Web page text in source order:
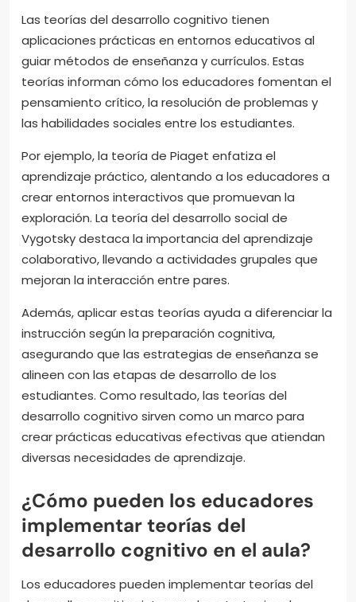
Las teorías del desarrollo cognitivo tienen
aplicaciones prácticas en entornos educativos al
guiar métodos de enseñanza y currículos. Estas
teorías informan cómo los educadores fomentan el
pensamiento crítico, la resolución de problemas y
las habilidades sociales entre los estudiantes.
Por ejemplo, la teoría de Piaget enfatiza el
aprendizaje práctico, alentando a los educadores a
crear entornos interactivos que promuevan la
exploración. La teoría del desarrollo social de
Vygotsky destaca la importancia del aprendizaje
colaborativo, llevando a actividades grupales que
mejoran la interacción entre pares.
Además, aplicar estas teorías ayuda a diferenciar la
instrucción según la preparación cognitiva,
asegurando que las estrategias de enseñanza se
alineen con las etapas de desarrollo de los
estudiantes. Como resultado, las teorías del
desarrollo cognitivo sirven como un marco para
crear prácticas educativas efectivas que atiendan
diversas necesidades de aprendizaje.
¿Cómo pueden los educadores
implementar teorías del
desarrollo cognitivo en el aula?
Los educadores pueden implementar teorías del